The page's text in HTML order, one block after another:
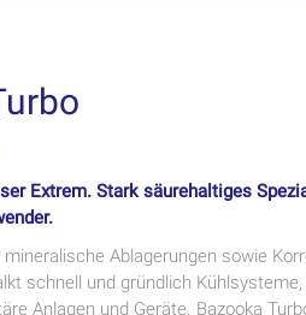
Extrem. Stark säurehaltiges
Ablagerungen sowie
schnell und gründlich
Anlagen und Geräte. Bazooka